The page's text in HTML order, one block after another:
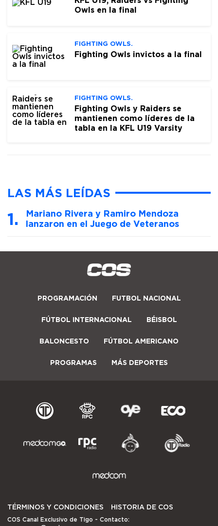
Owls en la final
FIGHTING OWLS.
Fighting Owls invictos a la final
FIGHTING OWLS.
Fighting Owls y Raiders se
mantienen como líderes de la
tabla en la KFL U19 Varsity
LAS MÁS LEÍDAS
Mariano Rivera y Ramiro Mendoza
lanzaron en el Juego de Veteranos
PROGRAMACIÓN FUTBOL NACIONAL
FÚTBOL INTERNACIONAL BÉISBOL
BALONCESTO FÚTBOL AMERICANO
PROGRAMAS MÁS DEPORTES
TÉRMINOS Y CONDICIONES HISTORIA DE COS
COS Canal Exclusivo de Tigo - Contacto: